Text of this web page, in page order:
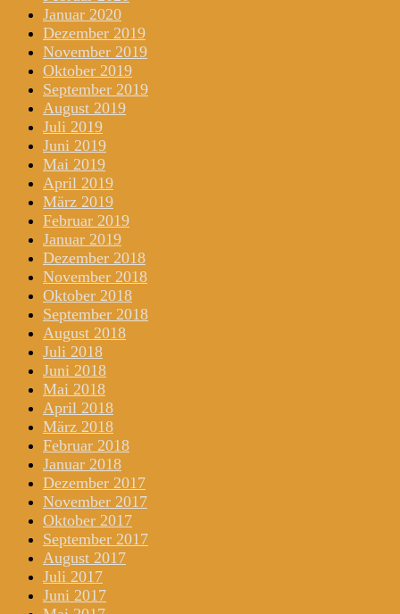
Januar 2020
Dezember 2019
November 2019
Oktober 2019
September 2019
August 2019
Juli 2019
Juni 2019
Mai 2019
April 2019
März 2019
Februar 2019
Januar 2019
Dezember 2018
November 2018
Oktober 2018
September 2018
August 2018
Juli 2018
Juni 2018
Mai 2018
April 2018
März 2018
Februar 2018
Januar 2018
Dezember 2017
November 2017
Oktober 2017
September 2017
August 2017
Juli 2017
Juni 2017